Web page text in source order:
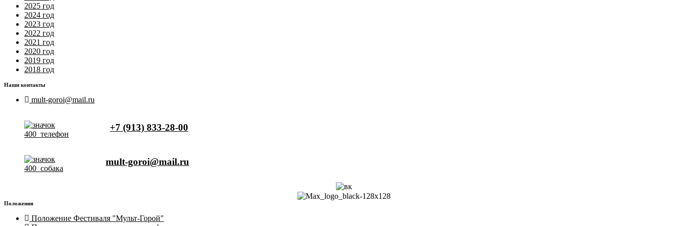
2025 год
2024 год
2023 год
2022 год
2021 год
2020 год
2019 год
2018 год
Наши контакты
mult-goroi@mail.ru
+7 (913) 833-28-00
mult-goroi@mail.ru
Положения
Положение Фестиваля "Мульт-Горой"